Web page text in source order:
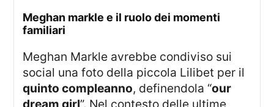
meghan markle e il ruolo dei momenti
familiari
Meghan Markle avrebbe condiviso sui
social una foto della piccola Lilibet per il
quinto compleanno, definendola “our
dream girl”. Nel contesto delle ultime